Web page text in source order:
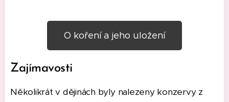
O koření a jeho uložení
Zajímavosti
Několikrát v dějinách byly nalezeny konzervy z